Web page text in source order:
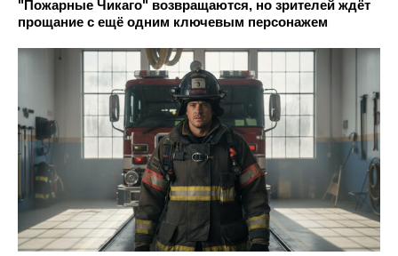
"Пожарные Чикаго" возвращаются, но зрителей ждёт
прощание с ещё одним ключевым персонажем